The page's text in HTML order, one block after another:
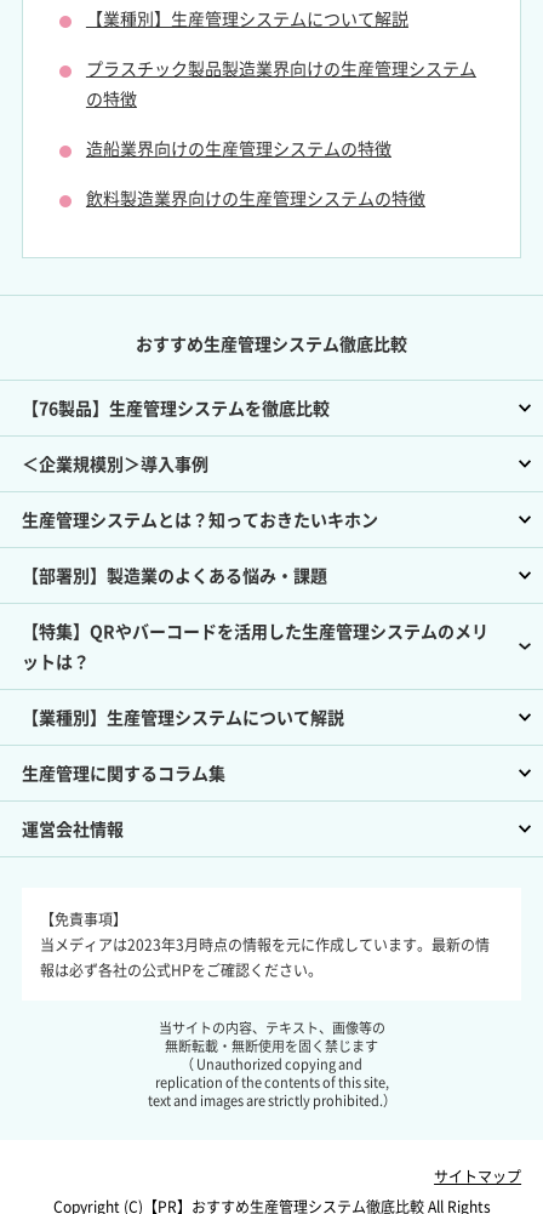
【業種別】生産管理システムについて解説
プラスチック製品製造業界向けの生産管理システム
の特徴
造船業界向けの生産管理システムの特徴
飲料製造業界向けの生産管理システムの特徴
おすすめ生産管理システム徹底比較
【76製品】生産管理システムを徹底比較
＜企業規模別＞導入事例
生産管理システムとは？知っておきたいキホン
【部署別】製造業のよくある悩み・課題
【特集】QRやバーコードを活用した生産管理システムのメリ
ットは？
【業種別】生産管理システムについて解説
生産管理に関するコラム集
運営会社情報
【免責事項】
当メディアは2023年3月時点の情報を元に作成しています。最新の情
報は必ず各社の公式HPをご確認ください。
当サイトの内容、テキスト、画像等の
無断転載・無断使用を固く禁じます
（ Unauthorized copying and
replication of the contents of this site,
text and images are strictly prohibited.）
サイトマップ
Copyright (C)【PR】 おすすめ生産管理システム徹底比較All Rights